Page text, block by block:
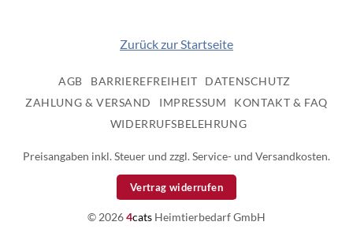
Zurück zur Startseite
AGB BARRIEREFREIHEIT
DATENSCHUTZ
ZAHLUNG & VERSAND
IMPRESSUM
KONTAKT & FAQ
WIDERRUFSBELEHRUNG
Preisangaben inkl. Steuer und zzgl. Service- und Versandkosten.
Vertrag widerrufen
© 20264cats Heimtierbedarf GmbH